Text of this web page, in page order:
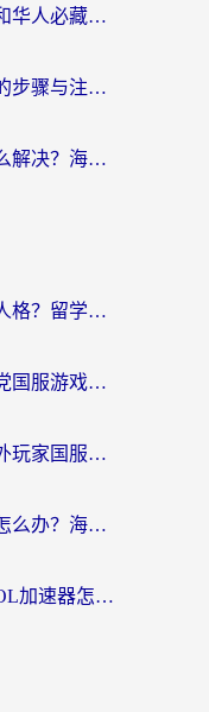
海外如何看奥运会？留学生和华人必藏的体育赛事观看终极指南
海外看爱奇艺解除地区限制的步骤与注意事项详解：留学生必看的无卡顿追剧指南
手机海外地区看视频限制怎么解决？海外党追剧看片的实用指南
在国外用什么加速器打第五人格？留学生亲测：这6个功能才是关键！
比利时怎么玩三国杀？海外党国服游戏加速器终极指南（附问道CODOL优化方案）
外国可以打流放之路吗？海外玩家国服游戏畅玩终极指南（附实测推荐）
叫我大掌柜国外玩延迟很高怎么办？海外党亲测的国服游戏加速全攻略
海外党必看：免费使命召唤OL加速器怎么选？3个国服游戏加速痛点一次性解决